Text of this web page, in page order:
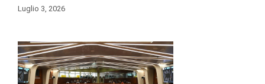
Luglio 3, 2026